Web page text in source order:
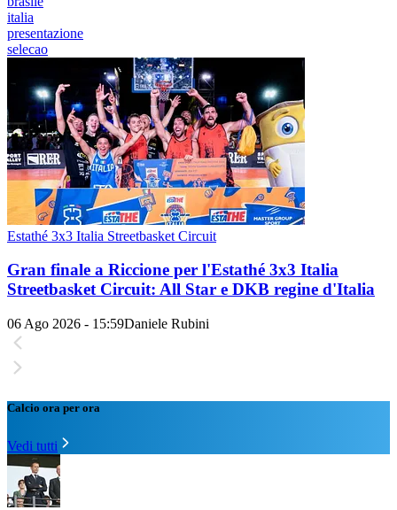
italia
presentazione
selecao
Estathé 3x3 Italia Streetbasket Circuit
Gran finale a Riccione per l'Estathé 3x3 Italia
Streetbasket Circuit: All Star e DKB regine d'Italia
06 Ago 2026 - 15:59Daniele Rubini
Calcio ora per ora
Vedi tutti